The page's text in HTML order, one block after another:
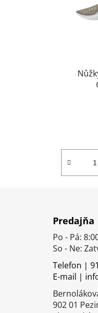
Predajňa
Po - Pá:
So - Ne:
Telefon |
E-mail |
902 01